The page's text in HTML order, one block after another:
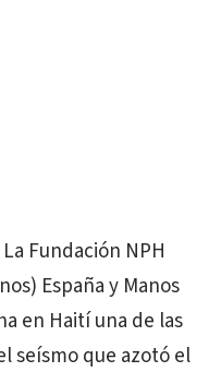
La Fundación NPH
España y Manos
en Haití una de las
seísmo que azotó el